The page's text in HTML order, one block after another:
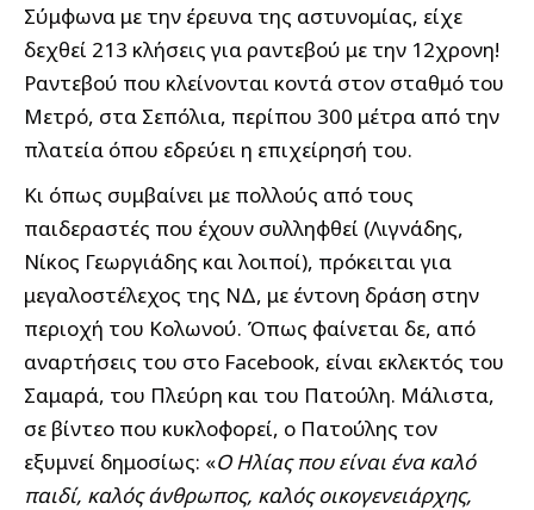
Σύμφωνα με την έρευνα της αστυνομίας, είχε
δεχθεί 213 κλήσεις για ραντεβού με την 12χρονη!
Ραντεβού που κλείνονται κοντά στον σταθμό του
Μετρό, στα Σεπόλια, περίπου 300 μέτρα από την
πλατεία όπου εδρεύει η επιχείρησή του.
Κι όπως συμβαίνει με πολλούς από τους
παιδεραστές που έχουν συλληφθεί (Λιγνάδης,
Νίκος Γεωργιάδης και λοιποί), πρόκειται για
μεγαλοστέλεχος της ΝΔ, με έντονη δράση στην
περιοχή του Κολωνού. Όπως φαίνεται δε, από
αναρτήσεις του στο Facebook, είναι εκλεκτός του
Σαμαρά, του Πλεύρη και του Πατούλη. Μάλιστα,
σε βίντεο που κυκλοφορεί, ο Πατούλης τον
εξυμνεί δημοσίως: «Ο Ηλίας που είναι ένα καλό
παιδί, καλός άνθρωπος, καλός οικογενειάρχης,